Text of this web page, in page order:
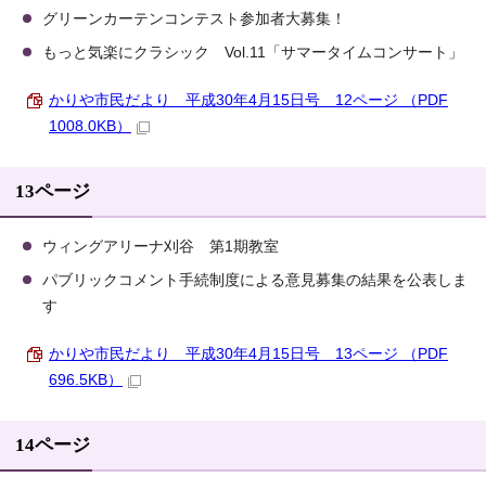
グリーンカーテンコンテスト参加者大募集！
もっと気楽にクラシック Vol.11「サマータイムコンサート」
かりや市民だより 平成30年4月15日号 12ページ （PDF
1008.0KB）
13ページ
ウィングアリーナ刈谷 第1期教室
パブリックコメント手続制度による意見募集の結果を公表しま
す
かりや市民だより 平成30年4月15日号 13ページ （PDF
696.5KB）
14ページ